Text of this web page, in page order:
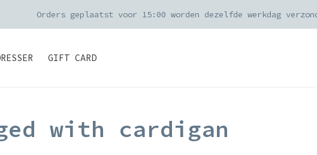
GIFT CARD
Orders geplaatst voor 15:00 worden dezelfde werkdag
with cardigan